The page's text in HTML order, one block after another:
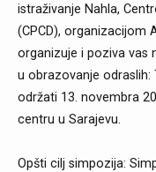
istraživanje Nahla,
(CPCD), organizacijom
organizuje i poziva vas
u obrazovanje odraslih:
održati 13. novembra
centru u Sarajevu.
Opšti cilj simpozija: